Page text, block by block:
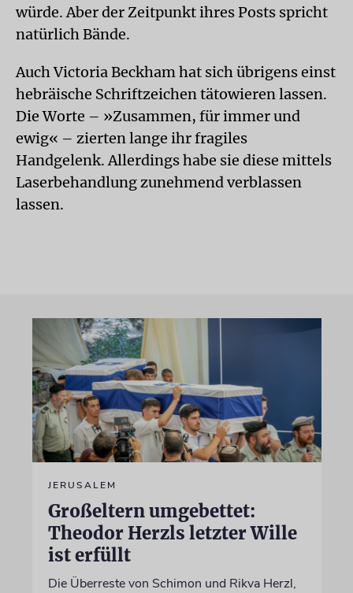
würde. Aber der Zeitpunkt ihres Posts spricht
natürlich Bände.
Auch Victoria Beckham hat sich übrigens einst
hebräische Schriftzeichen tätowieren lassen.
Die Worte – »Zusammen, für immer und
ewig« – zierten lange ihr fragiles
Handgelenk. Allerdings habe sie diese mittels
Laserbehandlung zunehmend verblassen
lassen.
JERUSALEM
Großeltern umgebettet:
Theodor Herzls letzter Wille
ist erfüllt
Die Überreste von Schimon und Rikva Herzl,